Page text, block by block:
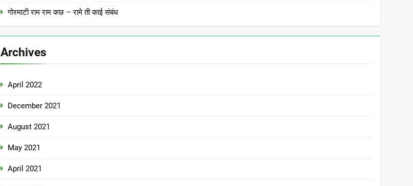
गोरमाटी राम राम कछ – रामे ती काई संबंध
Archives
April 2022
December 2021
August 2021
May 2021
April 2021